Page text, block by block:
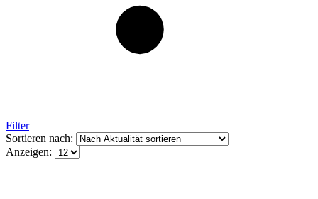
Filter
Sortieren nach:
Anzeigen: